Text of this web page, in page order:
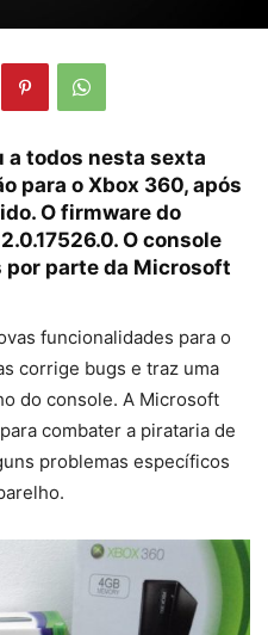
todos nesta sexta
para o Xbox 360, após
O firmware do
O console
por parte da Microsoft
funcionalidades para o
corrige bugs e traz uma
do console. A Microsoft
combater a pirataria de
problemas específicos